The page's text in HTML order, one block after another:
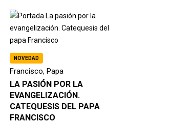
NOVEDAD
Francisco, Papa
LA PASIÓN POR LA
EVANGELIZACIÓN.
CATEQUESIS DEL PAPA
FRANCISCO